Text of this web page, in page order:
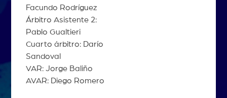
Facundo Rodríguez
Árbitro Asistente 2:
Pablo Gualtieri
Cuarto árbitro: Darío
Sandoval
VAR: Jorge Baliño
AVAR: Diego Romero